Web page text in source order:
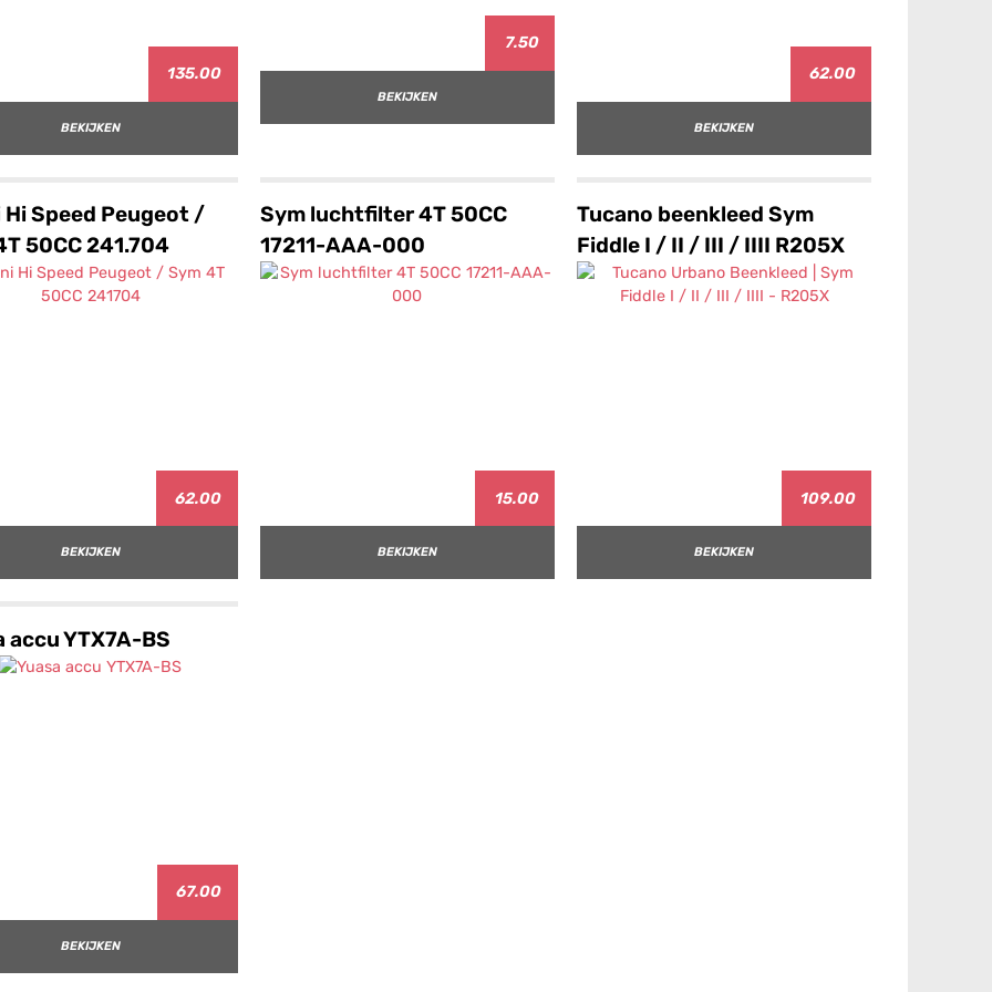
135.00
BEKIJKEN
7.50
BEKIJKEN
62.00
BEKIJKEN
Speed Peugeot /
50CC 241.704
62.00
BEKIJKEN
Sym luchtfilter 4T 50CC
17211-AAA-000
15.00
BEKIJKEN
Tucano beenkleed Sym
Fiddle I / II / III / IIII R205X
109.00
BEKIJKEN
accu YTX7A-BS
67.00
BEKIJKEN